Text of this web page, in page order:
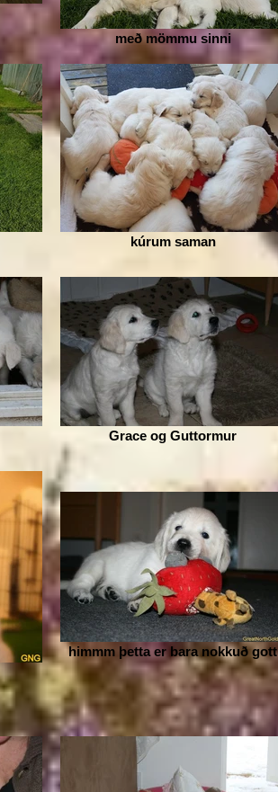
með mömmu sinni
kúrum saman
Grace og Guttormur
himmm þetta er bara nokkuð gott